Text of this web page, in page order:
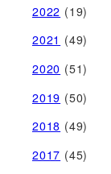
2022 (19)
2021 (49)
2020 (51)
2019 (50)
2018 (49)
2017 (45)